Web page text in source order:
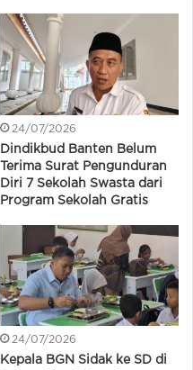
24/07/2026
Dindikbud Banten Belum
Terima Surat Pengunduran
Diri 7 Sekolah Swasta dari
Program Sekolah Gratis
24/07/2026
Kepala BGN Sidak ke SD di